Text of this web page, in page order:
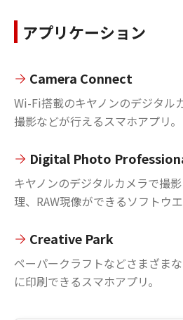
アプリケーション
Camera Connect
Wi-Fi搭載のキヤノンのデジタル
撮影などが行えるスマホアプリ。
Digital Photo
キヤノンのデジタルカメラで撮
理、RAW現像ができるソフトウエ
Creative Park
ペーパークラフトなどさまざま
に印刷できるスマホアプリ。